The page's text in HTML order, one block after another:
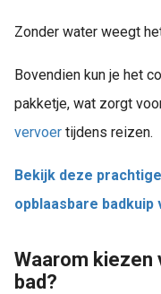
Zonder water weegt
Bovendien kun je het
pakketje, wat zorgt
vervoer tijdens reizen.
Bekijk deze
opblaasbare badkuip
Waarom kiezen
bad?